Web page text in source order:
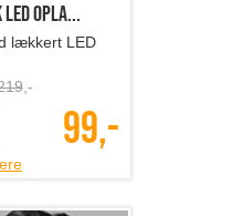
opla...
lækkert LED
,-
99,-